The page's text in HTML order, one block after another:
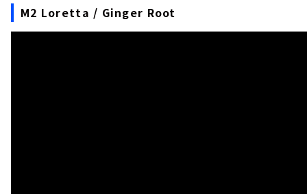
M2 Loretta / Ginger Root